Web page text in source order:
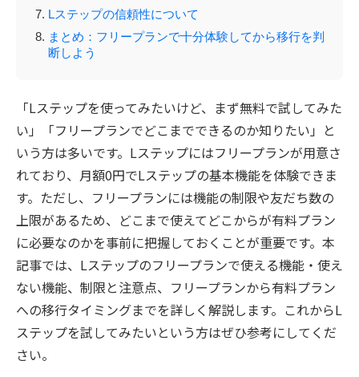
Lステップの信頼性について
まとめ：フリープランで十分体験してから移行を判
断しよう
「Lステップを使ってみたいけど、まず無料で試してみた
い」「フリープランでどこまでできるのか知りたい」と
いう方は多いです。Lステップにはフリープランが用意さ
れており、月額0円でLステップの基本機能を体験できま
す。ただし、フリープランには機能の制限や友だち数の
上限があるため、どこまで使えてどこからが有料プラン
に必要なのかを事前に把握しておくことが重要です。本
記事では、Lステップのフリープランで使える機能・使え
ない機能、制限と注意点、フリープランから有料プラン
への移行タイミングまでを詳しく解説します。これからL
ステップを試してみたいという方はぜひ参考にしてくだ
さい。